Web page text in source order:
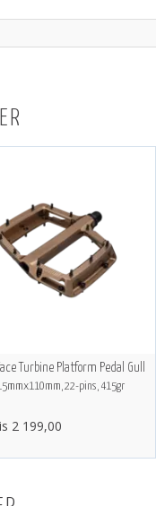
Turbine Platform Pedal Gull
22-pins, 415gr
2 199,00